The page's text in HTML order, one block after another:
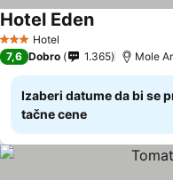
3 Zvezdice
Hotel
Hotel EdenPogledaj
7,6 Dobro 1.365 Mole
Izaberi datume da bi se
tačne cene